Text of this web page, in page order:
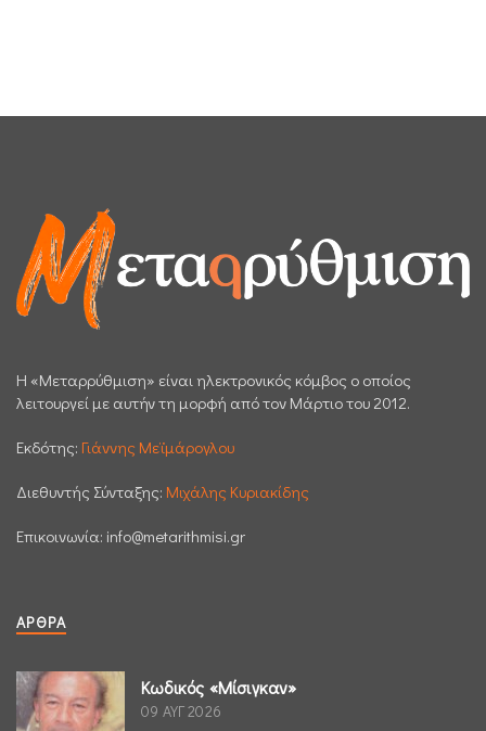
H «Μεταρρύθμιση» είναι ηλεκτρονικός κόμβος ο οποίος
λειτουργεί με αυτήν τη μορφή από τον Μάρτιο του 2012.
Εκδότης: Γιάννης Μεϊμάρογλου
Διεθυντής Σύνταξης: Μιχάλης Κυριακίδης
Επικοινωνία: info@metarithmisi.gr
ΆΡΘΡΑ
Κωδικός «Μίσιγκαν»
09 ΑΥΓ 2026